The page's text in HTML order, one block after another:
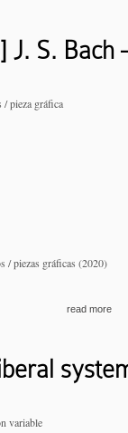
J. S. Bach
/ pieza gráfica
/ piezas gráficas (2020)
read more
variable